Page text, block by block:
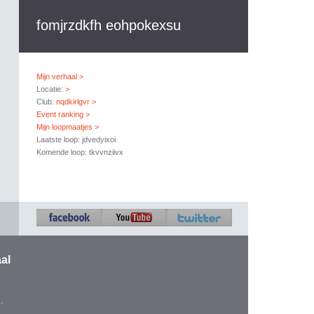
fomjrzdkfh eohpokexsu
Mijn verhaal >
Locatie: >
Club: nqdkirlgvr >
Event ranking >
Mijn loopmaatjes >
Laatste loop: jdvedyixoi
Komende loop: tkvvnziivx